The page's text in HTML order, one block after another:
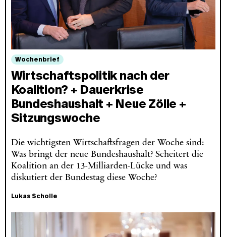
Wochenbrief
Wirtschaftspolitik nach der
Koalition? + Dauerkrise
Bundeshaushalt + Neue Zölle +
Sitzungswoche
Die wichtigsten Wirtschaftsfragen der Woche sind:
Was bringt der neue Bundeshaushalt? Scheitert die
Koalition an der 13-Milliarden-Lücke und was
diskutiert der Bundestag diese Woche?
Lukas Scholle